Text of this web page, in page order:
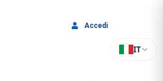
IT
Accedi